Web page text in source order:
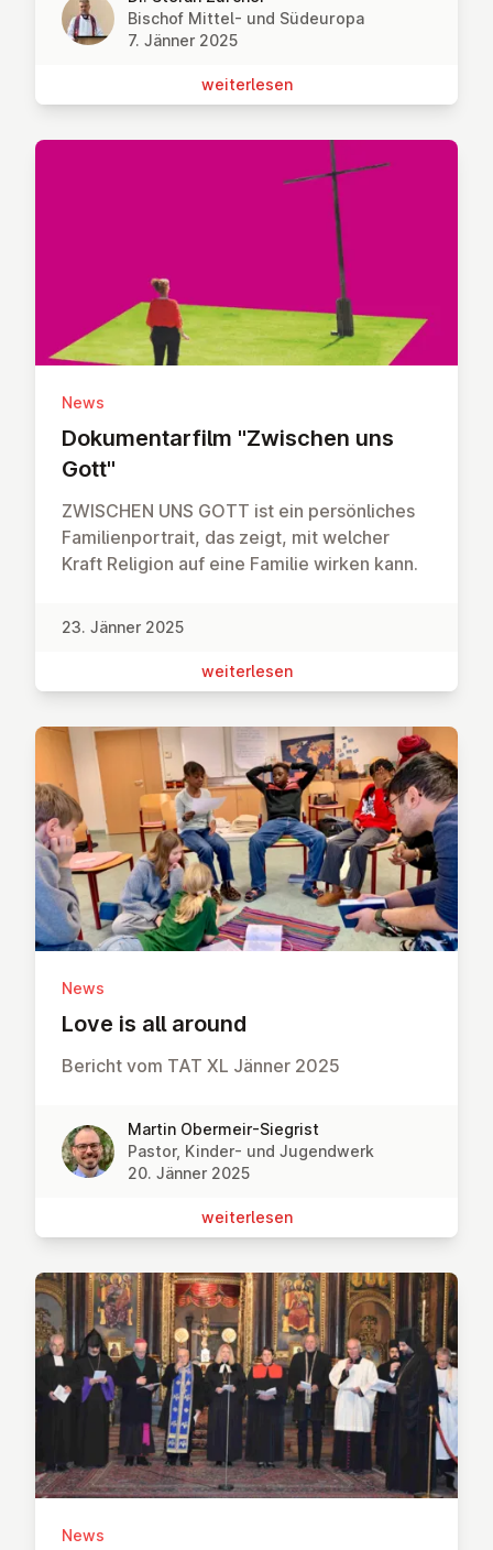
Bischof Mittel- und Südeuropa
7. Jänner 2025
wei­ter­le­sen
News
Do­ku­men­tar­film "Zwischen uns
Gott"
ZWISCHEN UNS GOTT ist ein persönliches
Familienportrait, das zeigt, mit welcher
Kraft Religion auf eine Familie wirken kann.
23. Jänner 2025
wei­ter­le­sen
News
Love is all around
Bericht vom TAT XL Jänner 2025
Martin Obermeir-Siegrist
Pastor, Kinder- und Jugendwerk
20. Jänner 2025
wei­ter­le­sen
News